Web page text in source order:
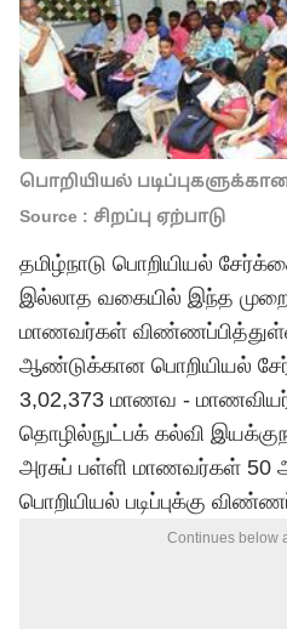
பொறியியல்
Source : சிறப்பு ஏற்பாடு
தமிழ்நாடு பொறியியல்
இல்லாத வகையில் இந்த
மாணவர்கள்
ஆண்டுக்கான பொறியியல்
3,02,373 மாணவ -
தொழில்நுட்பக் கல்வி
அரசுப் பள்ளி மாணவர்கள் 50
பொறியியல் படிப்புக்கு
Continues below